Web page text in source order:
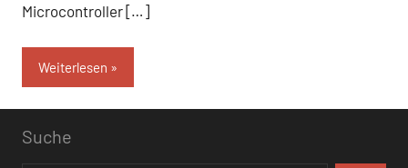
Microcontroller […]
Weiterlesen
Suche